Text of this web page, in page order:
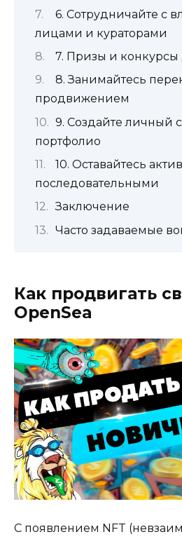
6. Сотрудничайте с
лицами и кураторами
7. Призы и конкурсы
8. Занимайтесь
продвижением
9. Создайте личный
портфолио
10. Оставайтесь
последовательными
Заключение
Часто задаваемые
Как продвигать
OpenSea
С появлением NFT